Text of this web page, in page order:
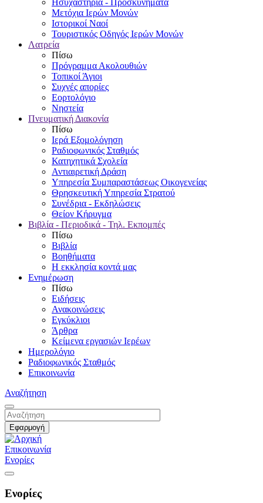
Μετόχια Ιερών Μονών
Ιστορικοί Ναοί
Τουριστικός Οδηγός Ιερών Μονών
Λατρεία
Πίσω
Πρόγραμμα Ακολουθιών
Τοπικοί Άγιοι
Συχνές απορίες
Εορτολόγιο
Νηστεία
Πνευματική Διακονία
Πίσω
Ιερά Εξομολόγηση
Ραδιοφωνικός Σταθμός
Κατηχητικά Σχολεία
Αντιαιρετική Δράση
Υπηρεσία Συμπαραστάσεως Οικογενείας
Θρησκευτική Υπηρεσία Στρατού
Συνέδρια - Εκδηλώσεις
Θείον Κήρυγμα
Βιβλία - Περιοδικά - Τηλ. Εκπομπές
Πίσω
Βιβλία
Βοηθήματα
Η εκκλησία κοντά μας
Ενημέρωση
Πίσω
Ειδήσεις
Ανακοινώσεις
Εγκύκλιοι
Άρθρα
Κείμενα εργασιών Ιερέων
Ημερολόγιο
Ραδιοφωνικός Σταθμός
Επικοινωνία
Αναζήτηση
Επικοινωνία
Ενορίες
Ενορίες